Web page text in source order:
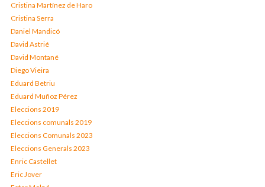
Cristina Martínez de Haro
Cristina Serra
Daniel Mandicó
David Astrié
David Montané
Diego Vieira
Eduard Betriu
Eduard Muñoz Pérez
Eleccions 2019
Eleccions comunals 2019
Eleccions Comunals 2023
Eleccions Generals 2023
Enric Castellet
Eric Jover